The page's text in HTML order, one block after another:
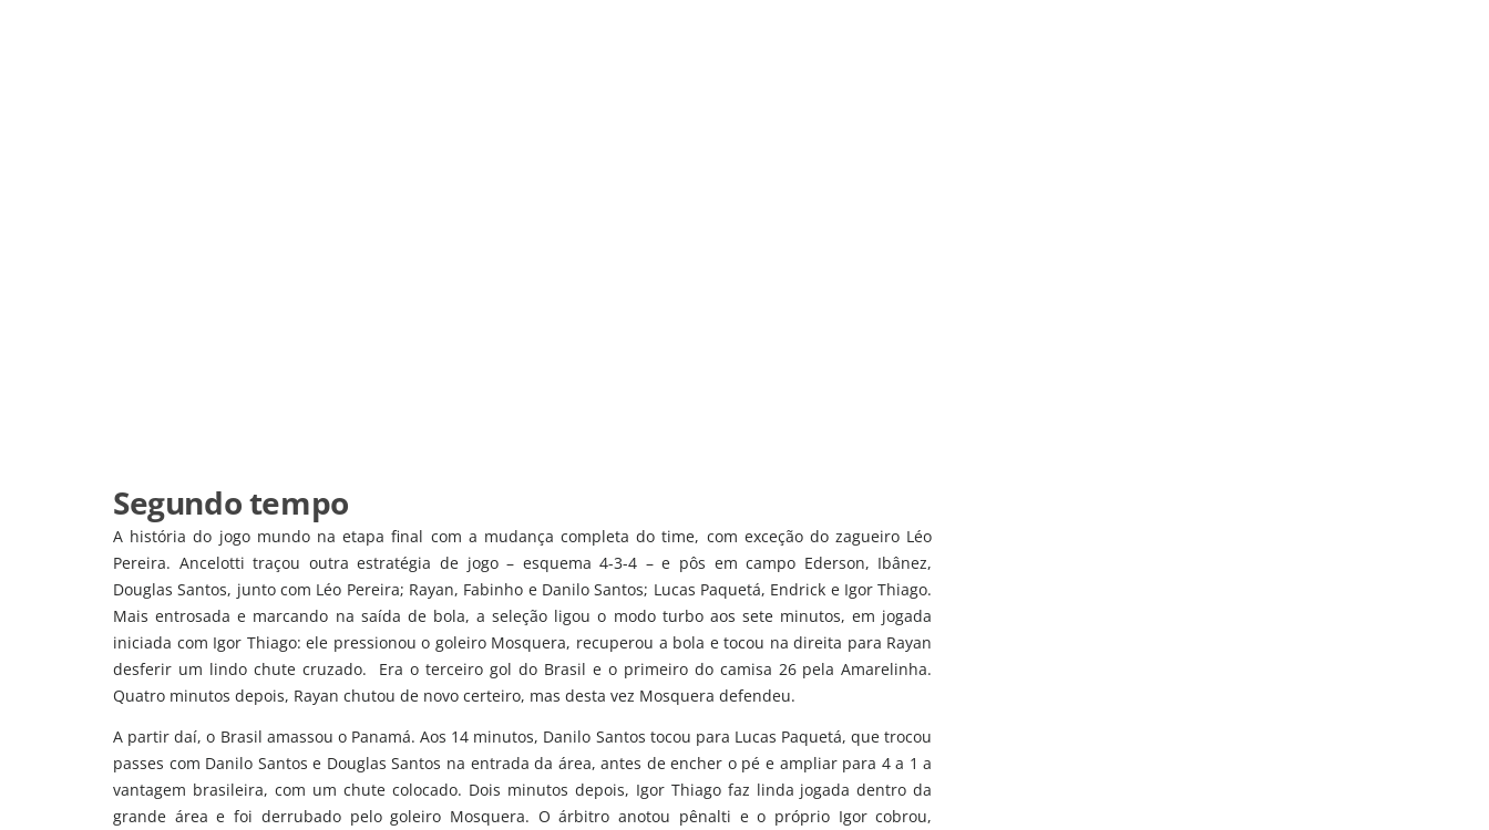
Segundo tempo
A história do jogo mundo na etapa final com a mudança completa do time, com exceção do zagueiro Léo
Pereira. Ancelotti traçou outra estratégia de jogo – esquema 4-3-4 – e pôs em campo Ederson, Ibânez,
Douglas Santos, junto com Léo Pereira; Rayan, Fabinho e Danilo Santos; Lucas Paquetá, Endrick e Igor Thiago.
Mais entrosada e marcando na saída de bola, a seleção ligou o modo turbo aos sete minutos, em jogada
iniciada com Igor Thiago: ele pressionou o goleiro Mosquera, recuperou a bola e tocou na direita para Rayan
desferir um lindo chute cruzado. Era o terceiro gol do Brasil e o primeiro do camisa 26 pela Amarelinha.
Quatro minutos depois, Rayan chutou de novo certeiro, mas desta vez Mosquera defendeu.
A partir daí, o Brasil amassou o Panamá. Aos 14 minutos, Danilo Santos tocou para Lucas Paquetá, que trocou
passes com Danilo Santos e Douglas Santos na entrada da área, antes de encher o pé e ampliar para 4 a 1 a
vantagem brasileira, com um chute colocado. Dois minutos depois, Igor Thiago faz linda jogada dentro da
grande área e foi derrubado pelo goleiro Mosquera. O árbitro anotou pênalti e o próprio Igor cobrou,